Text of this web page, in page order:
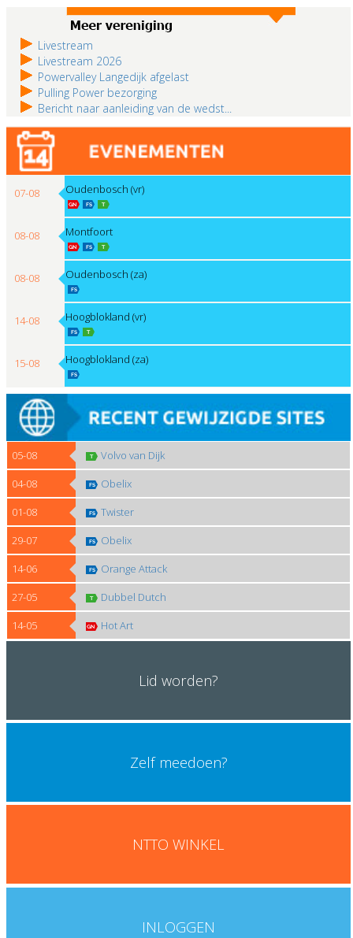
Livestream
Livestream 2026
Powervalley Langedijk afgelast
Pulling Power bezorging
Bericht naar aanleiding van de wedst...
07-08 Oudenbosch (vr)
08-08 Montfoort
08-08 Oudenbosch (za)
14-08 Hoogblokland (vr)
15-08 Hoogblokland (za)
05-08
Volvo van Dijk
04-08
Obelix
01-08
Twister
29-07
Obelix
14-06
Orange Attack
27-05
Dubbel Dutch
14-05
Hot Art
Lid worden?
Zelf meedoen?
Klik hier
NTTO WINKEL
INLOGGEN